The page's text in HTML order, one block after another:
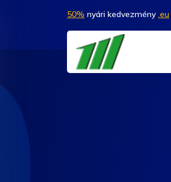
50% nyári kedvezmény.eu